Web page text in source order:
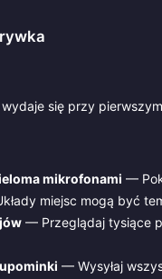
się przy
mikrofonami —
miejsc mogą być
— Przeglądaj tysiące
— Wysyłaj